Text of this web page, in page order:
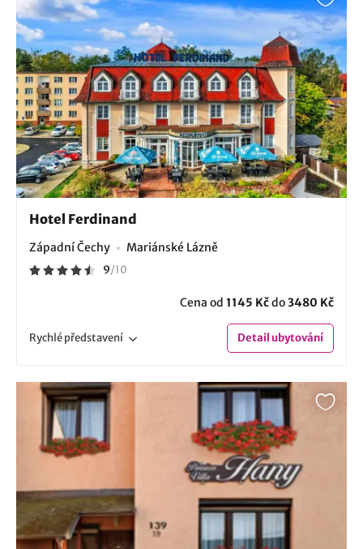
Hotel Ferdinand
Západní Čechy Mariánské Lázně
9/10
Cena od 1145 Kčdo3480 Kč
Rychlépředstavení Detailubytování